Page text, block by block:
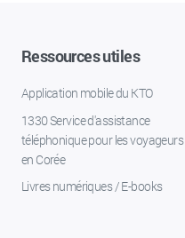
Ressources utiles
Application mobile du KTO
1330 Service d'assistance
téléphonique pour les voyageurs
en Corée
Livres numériques / E-books